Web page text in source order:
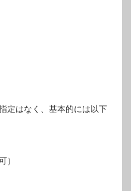
定はなく、基本的には以下
）